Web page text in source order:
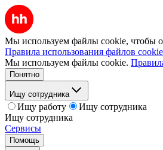
Мы используем файлы cookie, чтобы
Правила использования файлов cookie
Мы используем файлы cookie.
Понятно
Ищу сотрудника
Ищу работу
Ищу сотрудника
Ищу сотрудника
Сервисы
Помощь